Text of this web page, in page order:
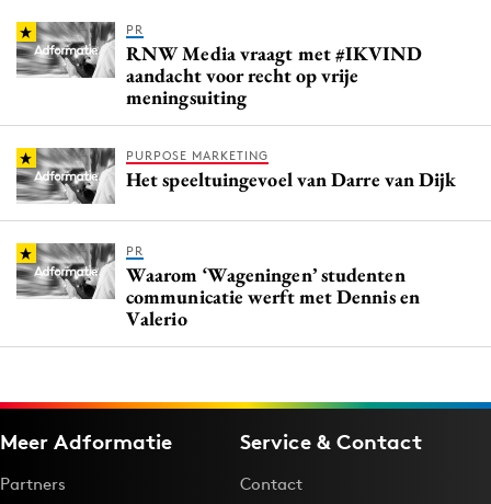
PR
RNW Media vraagt met #IKVIND
aandacht voor recht op vrije
meningsuiting
PURPOSE MARKETING
Het speeltuingevoel van Darre van Dijk
PR
Waarom ‘Wageningen’ studenten
communicatie werft met Dennis en
Valerio
Meer Adformatie
Partners
Service & Contact
Contact